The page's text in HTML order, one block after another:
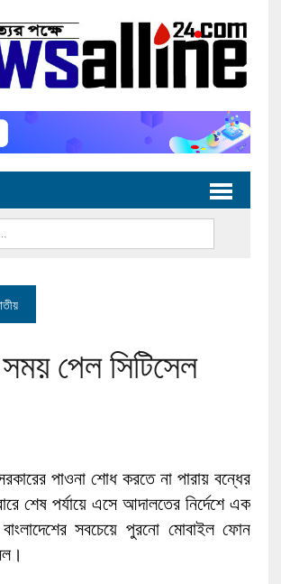
পেল সিটিসেল
পাওনা শোধ করতে না পারায় বন্ধের
শেষ পর্যায়ে এসে আদালতের নির্দেশে এক
সবচেয়ে পুরনো মোবাইল ফোন